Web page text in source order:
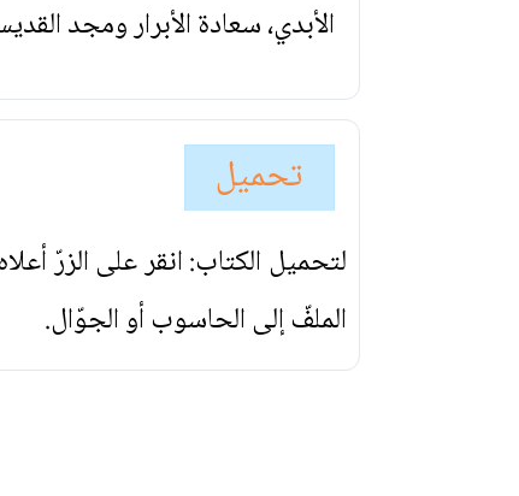
الأبدي، سعادة الأبرار ومجد
تحميل
لتحميل الكتاب: انقر على الزرّ
الملفّ إلى الحاسوب أو الجوّال.